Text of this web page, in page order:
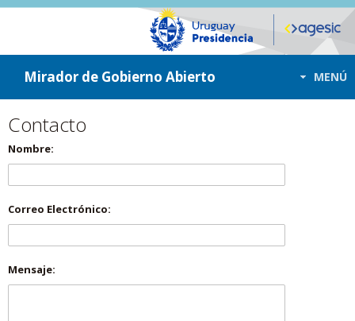
ir a contenido
ir al menú
Mirador de Gobierno Abierto MENÚ
Contacto
Nombre:
Correo Electrónico:
Mensaje: